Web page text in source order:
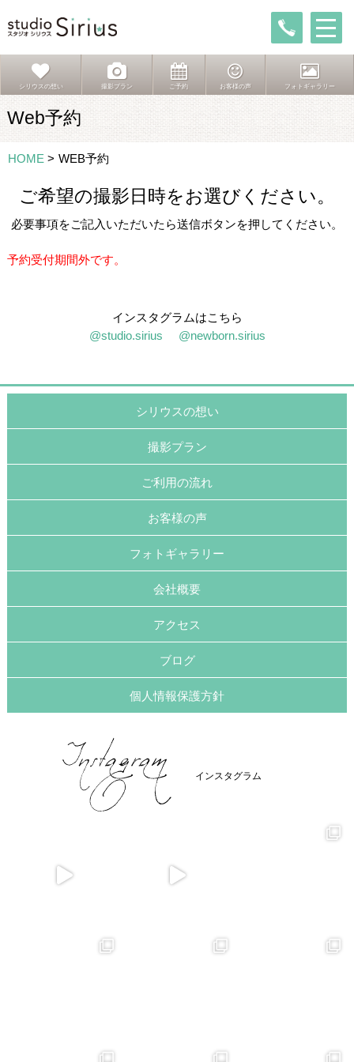
シリウスの想い 撮影プラン ご予約 お客様の声 フォトギャラリー
Web予約
HOME > WEB予約
ご希望の撮影日時をお選びください。
必要事項をご記入いただいたら送信ボタンを押してください。
予約受付期間外です。
インスタグラムはこちら
@studio.sirius
@newborn.sirius
シリウスの想い
撮影プラン
ご利用の流れ
お客様の声
フォトギャラリー
会社概要
アクセス
ブログ
個人情報保護方針
インスタグラム